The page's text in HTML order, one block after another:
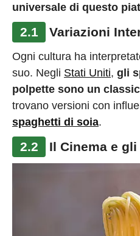
universale di questo
2.1 Variazioni
Ogni cultura ha
suo. Negli Stati Uniti, gli
polpette sono un
trovano versioni con
spaghetti di soia.
2.2 Il Cinema e